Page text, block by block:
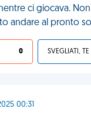
ci giocava.
andare al pronto
0
00:31